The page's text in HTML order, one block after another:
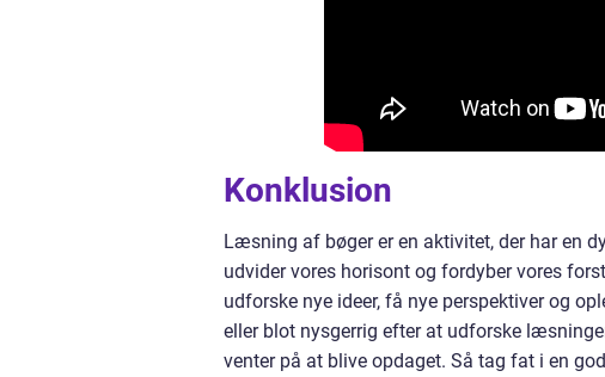
Konklusion
Læsning af bøger er en aktivitet, der har en
udvider vores horisont og fordyber vores
udforske nye ideer, få nye perspektiver og
eller blot nysgerrig efter at udforske
venter på at blive opdaget. Så tag fat i en